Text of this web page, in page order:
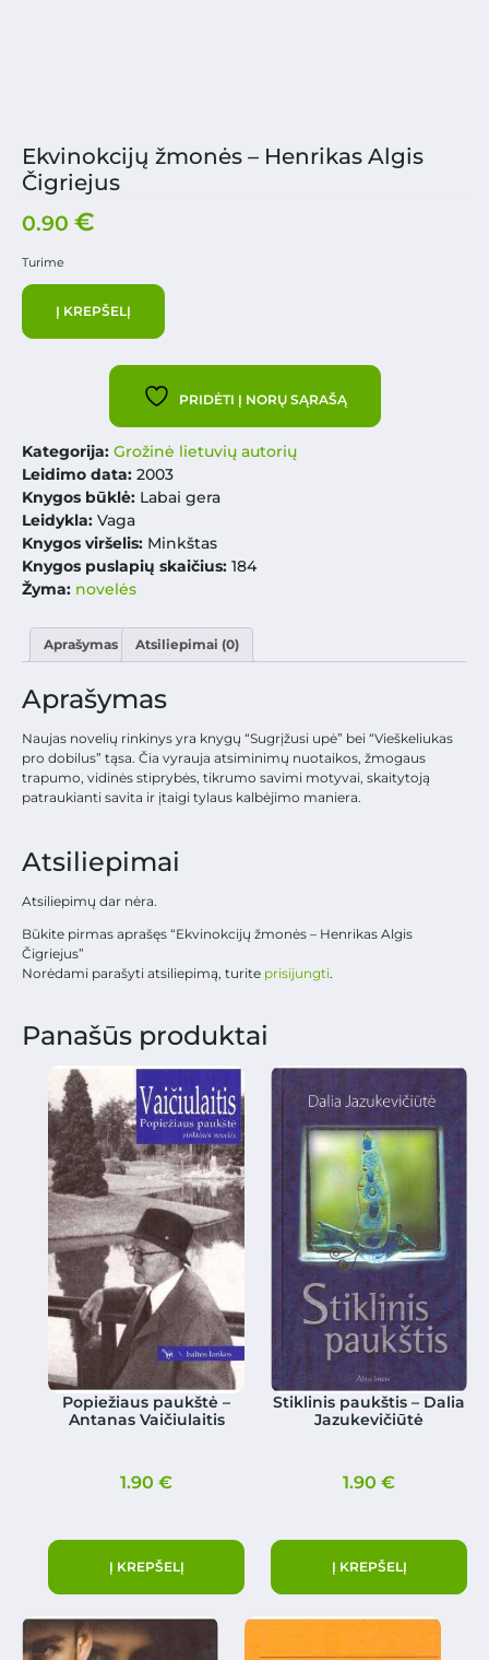
Ekvinokcijų žmonės – Henrikas Algis
Čigriejus
0.90 €
Turime
Į KREPŠELĮ
PRIDĖTI Į NORŲ SĄRAŠĄ
Kategorija: Grožinė lietuvių autorių
Leidimo data: 2003
Knygos būklė: Labai gera
Leidykla: Vaga
Knygos viršelis: Minkštas
Knygos puslapių skaičius: 184
Žyma: novelės
Aprašymas Atsiliepimai (0)
Aprašymas
Naujas novelių rinkinys yra knygų “Sugrįžusi upė” bei “Vieškeliukas
pro dobilus” tąsa. Čia vyrauja atsiminimų nuotaikos, žmogaus
trapumo, vidinės stiprybės, tikrumo savimi motyvai, skaitytoją
patraukianti savita ir įtaigi tylaus kalbėjimo maniera.
Atsiliepimai
Atsiliepimų dar nėra.
Būkite pirmas aprašęs “Ekvinokcijų žmonės – Henrikas Algis
Čigriejus”
Norėdami parašyti atsiliepimą, turite prisijungti.
Panašūs produktai
Popiežiaus paukštė –
Antanas Vaičiulaitis
1.90€
Į KREPŠELĮ
Stiklinis paukštis – Dalia
Jazukevičiūtė
1.90€
Į KREPŠELĮ